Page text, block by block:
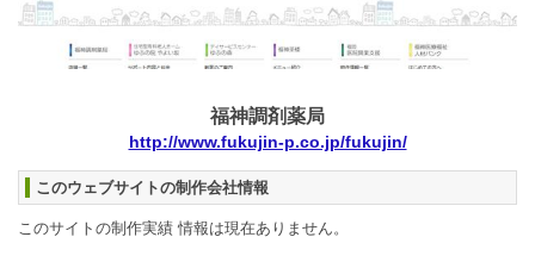
福神調剤薬局
http://www.fukujin-p.co.jp/fukujin/
このウェブサイトの制作会社情報
このサイトの制作実績 情報は現在ありません。